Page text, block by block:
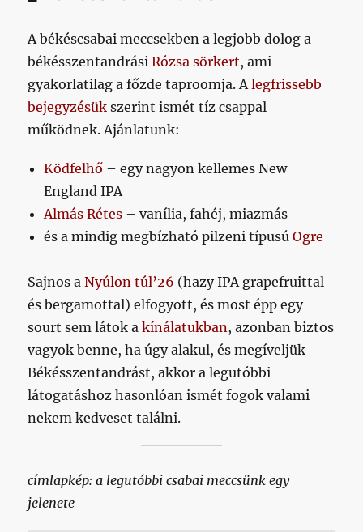
A békéscsabai meccsekben a legjobb dolog a
békésszentandrásiRózsa sörkert, ami
gyakorlatilag a főzde taproomja. Alegfrissebb
bejegyzésük szerint ismét tíz csappal
működnek. Ajánlatunk:
Ködfelhő – egy nagyon kellemes New
England IPA
Almás Rétes – vanília, fahéj, miazmás
és a mindig megbízható pilzeni típusúOgre
Sajnos aNyúlon túl’26 (hazy IPA grapefruittal
és bergamottal) elfogyott, és most épp egy
sourt sem látok akínálatukban, azonban biztos
vagyok benne, ha úgy alakul, és megíveljük
Békésszentandrást, akkor a legutóbbi
látogatáshoz hasonlóan ismét fogok valami
nekem kedveset találni.
címlapkép: a legutóbbi csabai meccsünk egy
jelenete